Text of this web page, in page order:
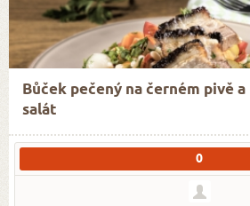
Bůček pečený na černém pivě
salát
0